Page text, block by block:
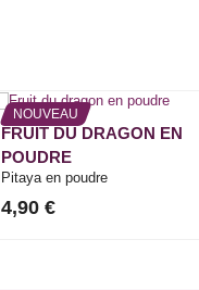
NOUVEAU
FRUIT DU DRAGON EN
POUDRE
Pitaya en poudre
4,90 €